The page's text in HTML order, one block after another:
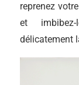
reprenez
et
délicatement